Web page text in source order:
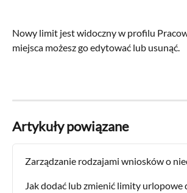
Nowy limit jest widoczny w profilu
miejsca możesz go edytować lub usunąć.
Artykuły powiązane
Zarządzanie rodzajami wniosków o
Jak dodać lub zmienić limity urlopowe